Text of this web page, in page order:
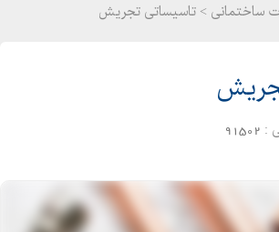
ساختمانی > تاسیساتی تجریش
:
91502